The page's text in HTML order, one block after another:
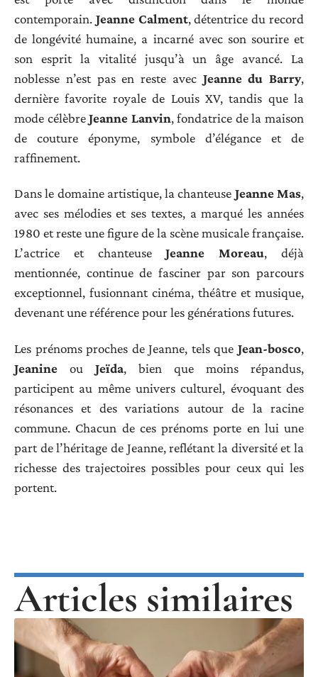
contemporain. Jeanne Calment, détentrice du record
de longévité humaine, a incarné avec son sourire et
son esprit la vitalité jusqu’à un âge avancé. La
noblesse n’est pas en reste avec Jeanne du Barry,
dernière favorite royale de Louis XV, tandis que la
mode célèbreJeanne Lanvin, fondatrice de la maison
de couture éponyme, symbole d’élégance et de
raffinement.
Dans le domaine artistique, la chanteuse Jeanne Mas,
avec ses mélodies et ses textes, a marqué les années
1980 et reste une figure de la scène musicale française.
L’actrice et chanteuseJeanne Moreau, déjà
mentionnée, continue de fasciner par son parcours
exceptionnel, fusionnant cinéma, théâtre et musique,
devenant une référence pour les générations futures.
Les prénoms proches de Jeanne, tels que Jean-bosco,
Jeanine ou Jeïda, bien que moins répandus,
participent au même univers culturel, évoquant des
résonances et des variations autour de la racine
commune. Chacun de ces prénoms porte en lui une
part de l’héritage de Jeanne, reflétant la diversité et la
richesse des trajectoires possibles pour ceux qui les
portent.
Articles similaires